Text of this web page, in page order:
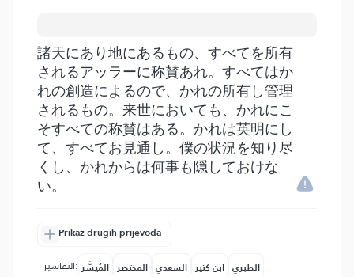
諸天にあり地にあるもの、すべてを所有
されるアッラーに称賛あれ。すべてはか
れの創造によるので、かれの所有し管理
されるもの。来世においても、かれにこ
そすべての称賛はある。かれは英明にし
て、すべてお見通し。僕の状況を知り尽
くし、かれからは何事も隠しておけな
い。
Prikaz drugih prijevoda
التفاسير: المُيسَّر المختصر السعدي ابن كثير الطبري